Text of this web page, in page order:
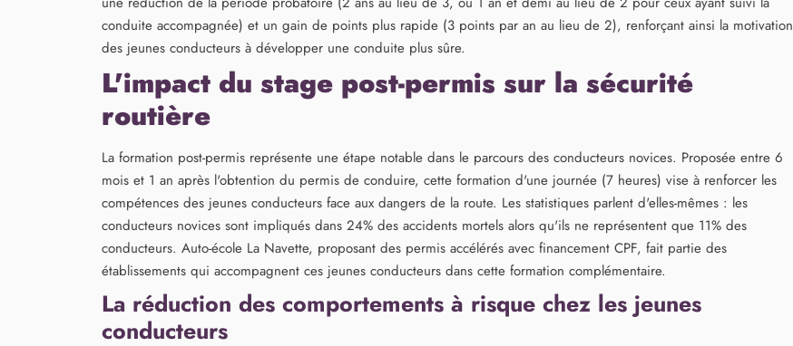
conduite accompagnée) et un gain de points plus rapide (3 points par an au lieu de 2), renforçant ainsi la motivation
des jeunes conducteurs à développer une conduite plus sûre.
L'impact du stage post-permis sur la sécurité
routière
La formation post-permis représente une étape notable dans le parcours des conducteurs novices. Proposée entre 6
mois et 1 an après l'obtention du permis de conduire, cette formation d'une journée (7 heures) vise à renforcer les
compétences des jeunes conducteurs face aux dangers de la route. Les statistiques parlent d'elles-mêmes : les
conducteurs novices sont impliqués dans 24% des accidents mortels alors qu'ils ne représentent que 11% des
conducteurs. Auto-école La Navette, proposant des permis accélérés avec financement CPF, fait partie des
établissements qui accompagnent ces jeunes conducteurs dans cette formation complémentaire.
La réduction des comportements à risque chez les jeunes
conducteurs